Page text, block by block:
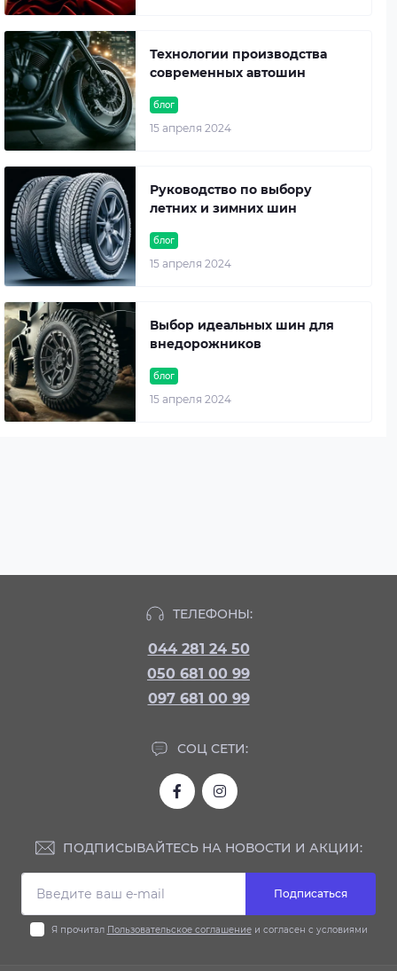
блог
15 апреля 2024
Технологии производства
современных автошин
блог
15 апреля 2024
Руководство по выбору
летних и зимних шин
блог
15 апреля 2024
Выбор идеальных шин для
внедорожников
ТЕЛЕФОНЫ:
044 281 24 50
050 681 00 99
097 681 00 99
СОЦ СЕТИ:
ПОДПИСЫВАЙТЕСЬ НА НОВОСТИ И АКЦИИ:
Подписаться
Я прочитал Пользовательское соглашениеи согласен с условиями